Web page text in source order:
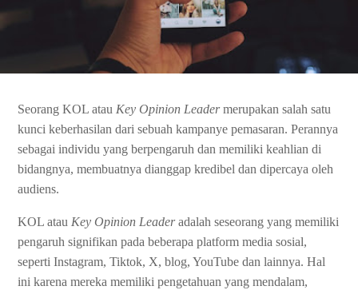
Seorang KOL atau Key Opinion Leadermerupakan salah satu
kunci keberhasilan dari sebuah kampanye pemasaran. Perannya
sebagai individu yang berpengaruh dan memiliki keahlian di
bidangnya, membuatnya dianggap kredibel dan dipercaya oleh
audiens.
KOL atau Key Opinion Leaderadalah seseorang yang memiliki
pengaruh signifikan pada beberapa platform media sosial,
seperti Instagram, Tiktok, X, blog, YouTube dan lainnya. Hal
ini karena mereka memiliki pengetahuan yang mendalam,